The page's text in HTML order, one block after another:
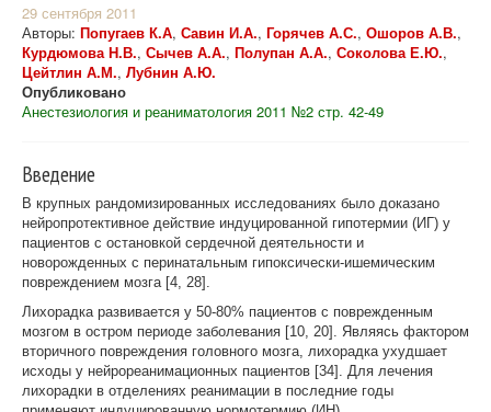
29 сентября 2011
Авторы: Попугаев К.А, Савин И.А., Горячев А.С., Ошоров А.В.,
Курдюмова Н.В., Сычев А.А., Полупан А.А., Соколова Е.Ю.,
Цейтлин А.М., Лубнин А.Ю.
Опубликовано
Анестезиология и реаниматология 2011 №2 стр. 42-49
Введение
В крупных рандомизированных исследованиях было доказано
нейропротективное действие индуцированной гипотермии (ИГ) у
пациентов с остановкой сердечной деятельности и
новорожденных с перинатальным гипоксически-ишемическим
повреждением мозга [4, 28].
Лихорадка развивается у 50-80% пациентов с поврежденным
мозгом в остром периоде заболевания [10, 20]. Являясь фактором
вторичного повреждения головного мозга, лихорадка ухудшает
исходы у нейрореанимационных пациентов [34]. Для лечения
лихорадки в отделениях реанимации в последние годы